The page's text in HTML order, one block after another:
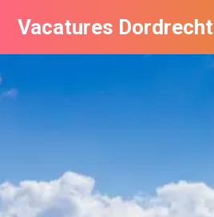
Vacatures Dordrecht
Vacatures per bedrijf